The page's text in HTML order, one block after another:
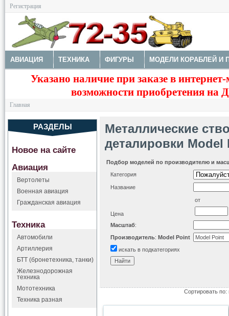
Регистрация
АВИАЦИЯ ТЕХНИКА ФИГУРЫ МОДЕЛИ КОРАБЛЕЙ И
ДОПОЛНЕНИЯ КРАСКИ И ИНСТРУМЕНТЫ
Указано наличие при заказе в
возможности приобретения на
Главная
Металлические
деталировки Model
Подбор моделей по производителю и
Категория
Название
Цена
от
Масштаб:
Производитель: Model Point
искать в подкатегориях
Сортировать
РАЗДЕЛЫ
Новое на сайте
Авиация
Вертолеты
Военная авиация
Гражданская авиация
Техника
Автомобили
Артиллерия
БТТ (бронетехника, танки)
Железнодорожная
техника
Мототехника
Техника разная